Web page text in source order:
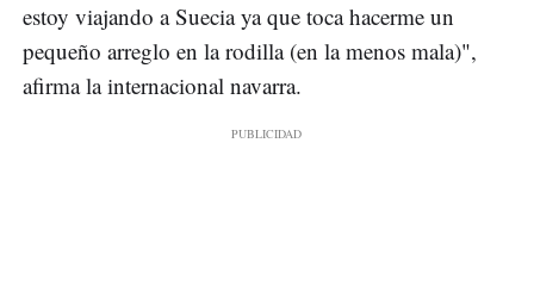
estoy viajando a Suecia ya que toca hacerme un
pequeño arreglo en la rodilla (en la menos mala)",
afirma la internacional navarra.